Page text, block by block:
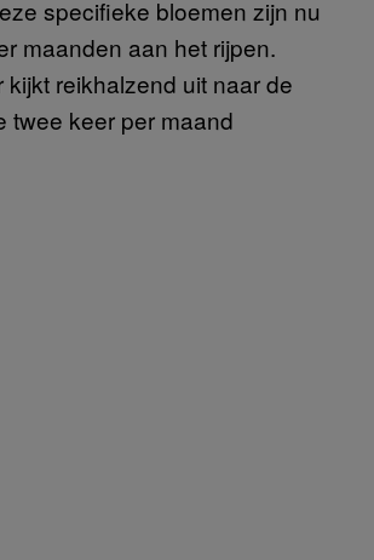
specifieke bloemen zijn nu
maanden aan het rijpen.
kijkt reikhalzend uit naar de
twee keer per maand